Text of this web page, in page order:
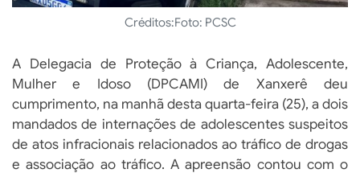
Créditos:Foto: PCSC
A Delegacia de Proteção à Criança, Adolescente,
Mulher e Idoso (DPCAMI) de Xanxerê deu
cumprimento, na manhã desta quarta-feira (25), a dois
mandados de internações de adolescentes suspeitos
de atos infracionais relacionados ao tráfico de drogas
e associação ao tráfico. A apreensão contou com o